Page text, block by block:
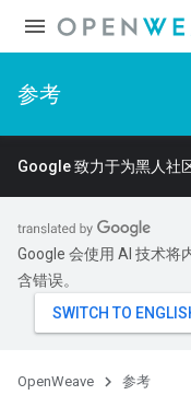
参考
Google 致力于为黑人社
Google 会使用 AI 技术将
含错误。
OpenWeave 参考